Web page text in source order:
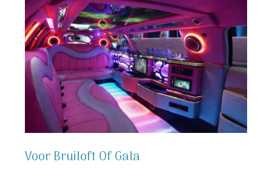
Voor Bruiloft Of Gala